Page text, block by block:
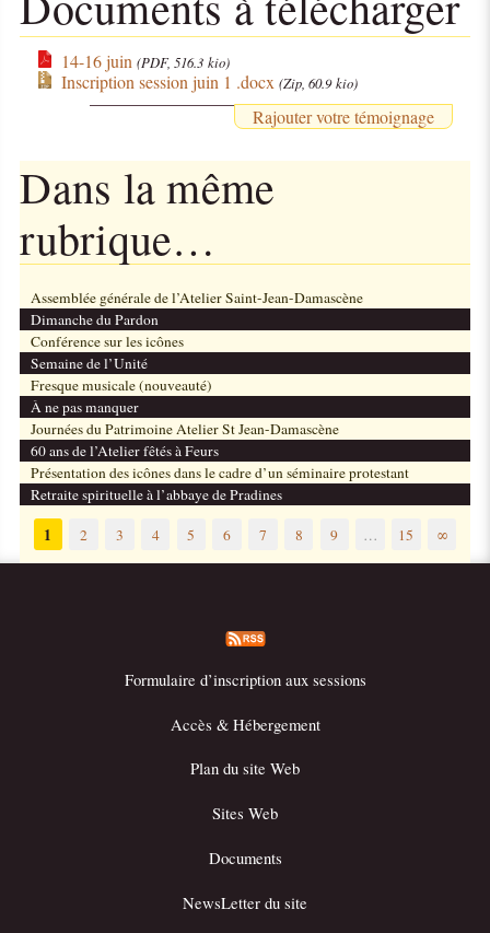
14-16 juin (PDF, 516.3 kio)
Inscription session juin 1 .docx (Zip, 60.9 kio)
Rajouter votre témoignage
Dans la même
rubrique…
Assemblée générale de l’Atelier Saint-Jean-Damascène
Dimanche du Pardon
Conférence sur les icônes
Semaine de l’Unité
Fresque musicale (nouveauté)
À ne pas manquer
Journées du Patrimoine Atelier St Jean-Damascène
60 ans de l’Atelier fêtés à Feurs
Présentation des icônes dans le cadre d’un séminaire protestant
Retraite spirituelle à l’abbaye de Pradines
1 2 3 4 5 6 7 8 9 … 15 ∞
Formulaire d’inscription aux sessions
Accès & Hébergement
Plan du site Web
Sites Web
Documents
NewsLetter du site